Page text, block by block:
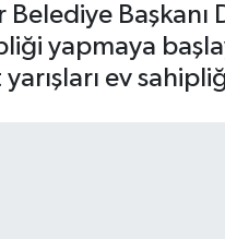
Başkanı
yapmaya
ev